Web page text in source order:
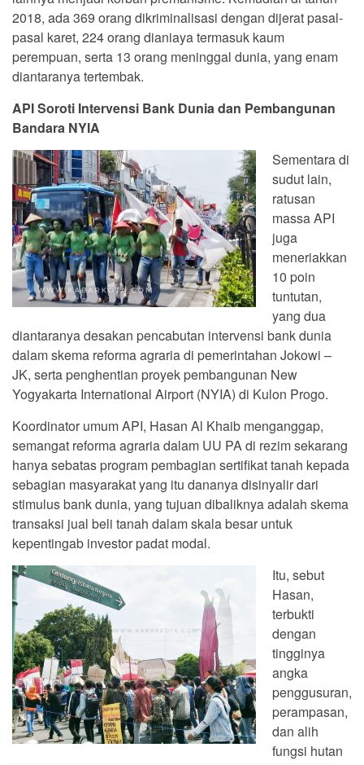
2018, ada 369 orang dikriminalisasi dengan dijerat pasal-
pasal karet, 224 orang dianiaya termasuk kaum
perempuan, serta 13 orang meninggal dunia, yang enam
diantaranya tertembak.
API Soroti Intervensi Bank Dunia dan Pembangunan
Bandara NYIA
Sementara di
sudut lain,
ratusan
massa API
juga
meneriakkan
10 poin
tuntutan,
yang dua
diantaranya desakan pencabutan intervensi bank dunia
dalam skema reforma agraria di pemerintahan Jokowi –
JK, serta penghentian proyek pembangunan New
Yogyakarta International Airport (NYIA) di Kulon Progo.
Koordinator umum API, Hasan Al Khaib menganggap,
semangat reforma agraria dalam UU PA di rezim sekarang
hanya sebatas program pembagian sertifikat tanah kepada
sebagian masyarakat yang itu dananya disinyalir dari
stimulus bank dunia, yang tujuan dibaliknya adalah skema
transaksi jual beli tanah dalam skala besar untuk
kepentingab investor padat modal.
Itu, sebut
Hasan,
terbukti
dengan
tingginya
angka
penggusuran,
perampasan,
dan alih
fungsi hutan